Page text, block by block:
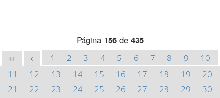
Página 156de 435
<< < 1 2 3 4 5 6 7 8 9
10
11
12 13 14 15 16 17 18 19
20
21
22 23 24 25 26 27 28 29
30